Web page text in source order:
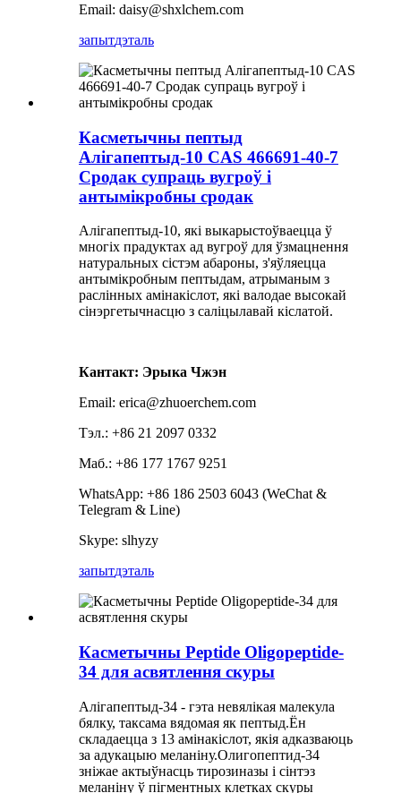
Email: daisy@shxlchem.com
запытдэталь
Касметычны пептыд
Алігапептыд-10 CAS 466691-40-7
Сродак супраць вугроў і
антымікробны сродак
Алігапептыд-10, які выкарыстоўваецца ў
многіх прадуктах ад вугроў для ўзмацнення
натуральных сістэм абароны, з'яўляецца
антымікробным пептыдам, атрыманым з
раслінных амінакіслот, які валодае высокай
сінэргетычнасцю з саліцылавай кіслатой.
Кантакт: Эрыка Чжэн
Email: erica@zhuoerchem.com
Тэл.: +86 21 2097 0332
Маб.: +86 177 1767 9251
WhatsApp: +86 186 2503 6043 (WeChat &
Telegram & Line)
Skype: slhyzy
запытдэталь
Касметычны Peptide Oligopeptide-
34 для асвятлення скуры
Алігапептыд-34 - гэта невялікая малекула
бялку, таксама вядомая як пептыд.Ён
складаецца з 13 амінакіслот, якія адказваюць
за адукацыю меланіну.Олигопептид-34
зніжае актыўнасць тирозиназы і сінтэз
меланіну ў пігментных клетках скуры